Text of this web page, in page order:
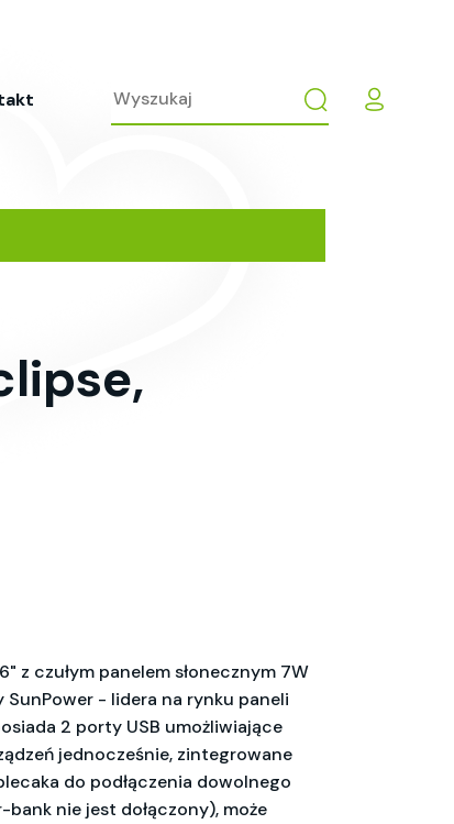
z czułym panelem słonecznym 7W
- lidera na rynku paneli
2 porty USB umożliwiające
jednocześnie, zintegrowane
do podłączenia dowolnego
nie jest dołączony), może